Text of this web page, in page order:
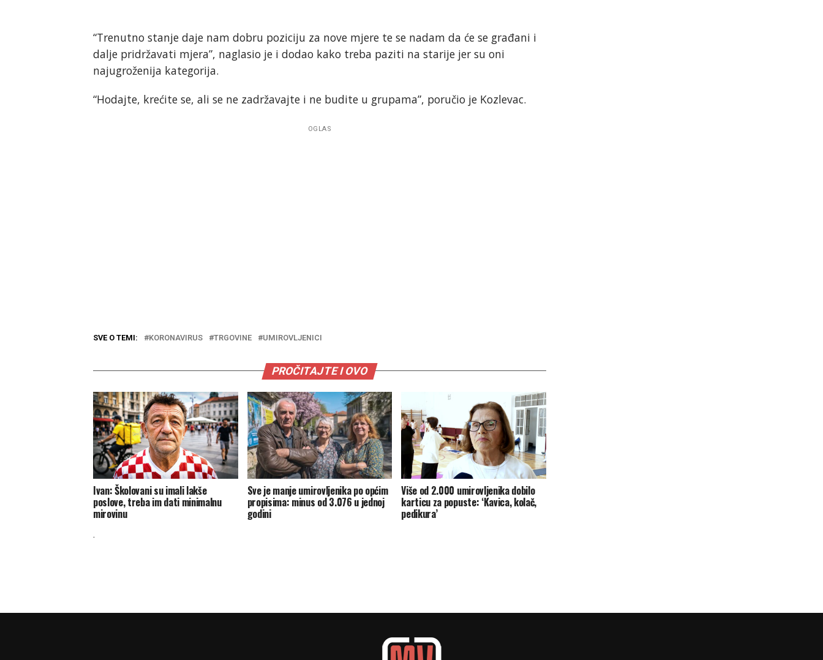
“Trenutno stanje daje nam dobru poziciju za nove mjere te se nadam da će se građani i
dalje pridržavati mjera”, naglasio je i dodao kako treba paziti na starije jer su oni
najugroženija kategorija.
“Hodajte, krećite se, ali se ne zadržavajte i ne budite u grupama”, poručio je Kozlevac.
OGLAS
SVE O TEMI: KORONAVIRUS TRGOVINE UMIROVLJENICI
PROČITAJTE I OVO
Ivan: Školovani su imali lakše
poslove, treba im dati minimalnu
mirovinu
Sve je manje umirovljenika po općim
propisima: minus od 3.076 u jednoj
godini
Više od 2.000 umirovljenika dobilo
karticu za popuste: ‘Kavica, kolač,
pedikura’
.